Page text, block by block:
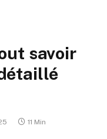
savoir
11 Min